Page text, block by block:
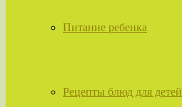
Питание ребенка
Рецепты блюд для детей